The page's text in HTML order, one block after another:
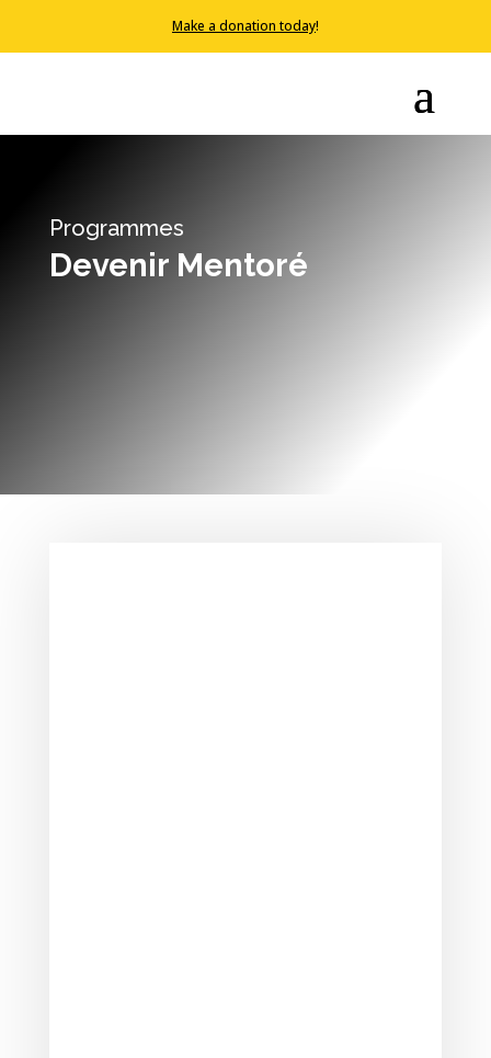
Make a donation today!
Programmes
Devenir Mentoré